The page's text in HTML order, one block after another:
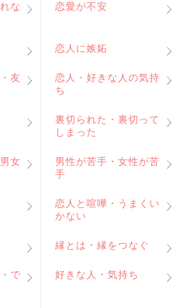
な
恋愛が不安
恋人に嫉妬
友
恋人・好きな人の気持
ち
裏切られた・裏切って
しまった
女
男性が苦手・女性が苦
手
恋人と喧嘩・うまくい
かない
縁とは・縁をつなぐ
で
好きな人・気持ち